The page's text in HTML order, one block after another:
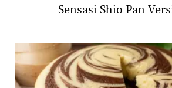
Sensasi Shio Pan